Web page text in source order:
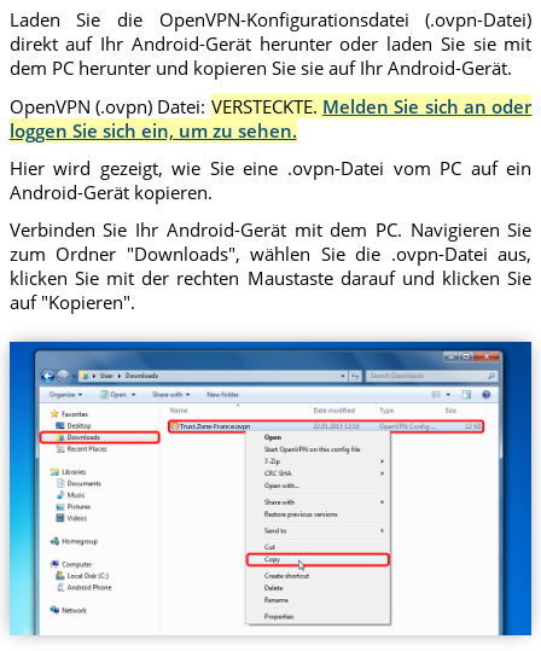
Laden Sie die OpenVPN-Konfigurationsdatei (.ovpn-Datei)
direkt auf Ihr Android-Gerät herunter oder laden Sie sie mit
dem PC herunter und kopieren Sie sie auf Ihr Android-Gerät.
OpenVPN (.ovpn) Datei: VERSTECKTE. Melden Sie sich an oder
loggen Sie sich ein, um zu sehen.
Hier wird gezeigt, wie Sie eine .ovpn-Datei vom PC auf ein
Android-Gerät kopieren.
Verbinden Sie Ihr Android-Gerät mit dem PC. Navigieren Sie
zum Ordner "Downloads", wählen Sie die .ovpn-Datei aus,
klicken Sie mit der rechten Maustaste darauf und klicken Sie
auf "Kopieren".
Trust.Zone-France.ovpn